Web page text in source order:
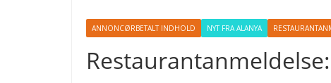
ANNONCØRBETALT INDHOLD NYT FRA ALANYA